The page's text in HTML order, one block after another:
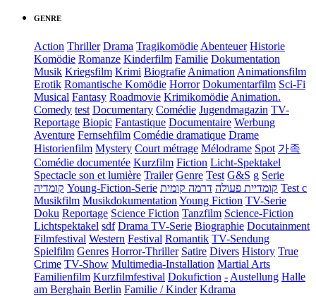
GENRE
Action Thriller Drama Tragikomödie Abenteuer Historie
Komödie Romanze Kinderfilm Familie Dokumentation
Musik Kriegsfilm Krimi Biografie Animation Animationsfilm
Erotik Romantische Komödie Horror Dokumentarfilm Sci-Fi
Musical Fantasy Roadmovie Krimikomödie Animation.
Comedy test Documentary Comédie Jugendmagazin TV-
Reportage Biopic Fantastique Documentaire Werbung
Aventure Fernsehfilm Comédie dramatique Drame
Historienfilm Mystery Court métrage Mélodrame Spot 가족
Comédie documentée Kurzfilm Fiction Licht-Spektakel
Spectacle son et lumière Trailer Genre Test G&S g Serie
קומדיה Young-Fiction-Serie קומדיית פעולה דרמה קומית
Test c
Musikfilm Musikdokumentation Young Fiction TV-Serie
Doku Reportage Science Fiction Tanzfilm Science-Fiction
Lichtspektakel sdf Drama TV-Serie Biographie Docutainment
Filmfestival Western Festival Romantik TV-Sendung
Spielfilm Genres Horror-Thriller Satire Divers History True
Crime TV-Show Multimedia-Installation Martial Arts
Familienfilm Kurzfilmfestival Dokufiction - Austellung Halle
am Berghain Berlin Familie / Kinder Kdrama